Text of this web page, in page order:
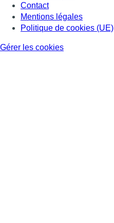
Contact
Mentions légales
Politique de cookies (UE)
Gérer les cookies